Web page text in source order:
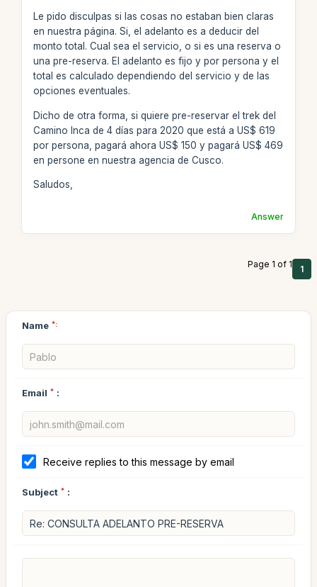
Le pido disculpas si las cosas no estaban bien claras
en nuestra página. Si, el adelanto es a deducir del
monto total. Cual sea el servicio, o si es una reserva o
una pre-reserva. El adelanto es fijo y por persona y el
total es calculado dependiendo del servicio y de las
opciones eventuales.
Dicho de otra forma, si quiere pre-reservar el trek del
Camino Inca de 4 días para 2020 que está a US$ 619
por persona, pagará ahora US$ 150 y pagará US$ 469
en persone en nuestra agencia de Cusco.
Saludos,
Answer
Page 1 of 1 1
Name *:
Email * :
Receive replies to this message by email
Subject * :